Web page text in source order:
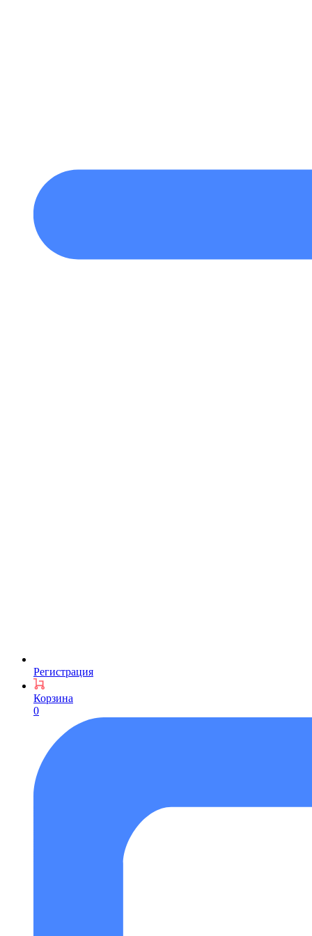
Регистрация
Корзина
0